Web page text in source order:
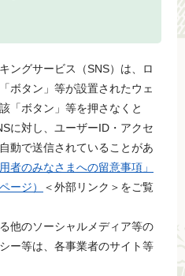
ングサービス（SNS）は、ロ
ボタン」等が設置されたウェ
「ボタン」等を押さなくと
に対し、ユーザーID・アクセ
動で送信されていることがあ
者のみなさまへの留意事項」
ージ）
＜外部リンク＞をご覧
他のソーシャルメディア等の
ー等は、各事業者のサイト等